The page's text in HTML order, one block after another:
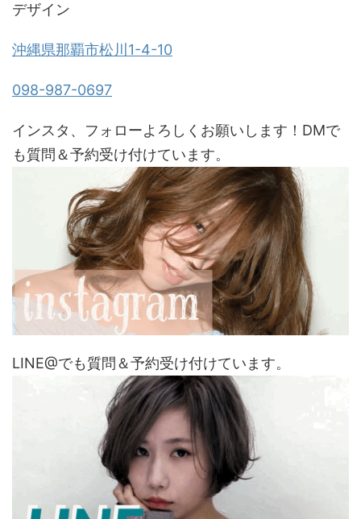
デザイン
沖縄県那覇市松川1-4-10
098-987-0697
インスタ、フォローよろしくお願いします！DMで
も質問＆予約受け付けています。
LINE@でも質問＆予約受け付けています。